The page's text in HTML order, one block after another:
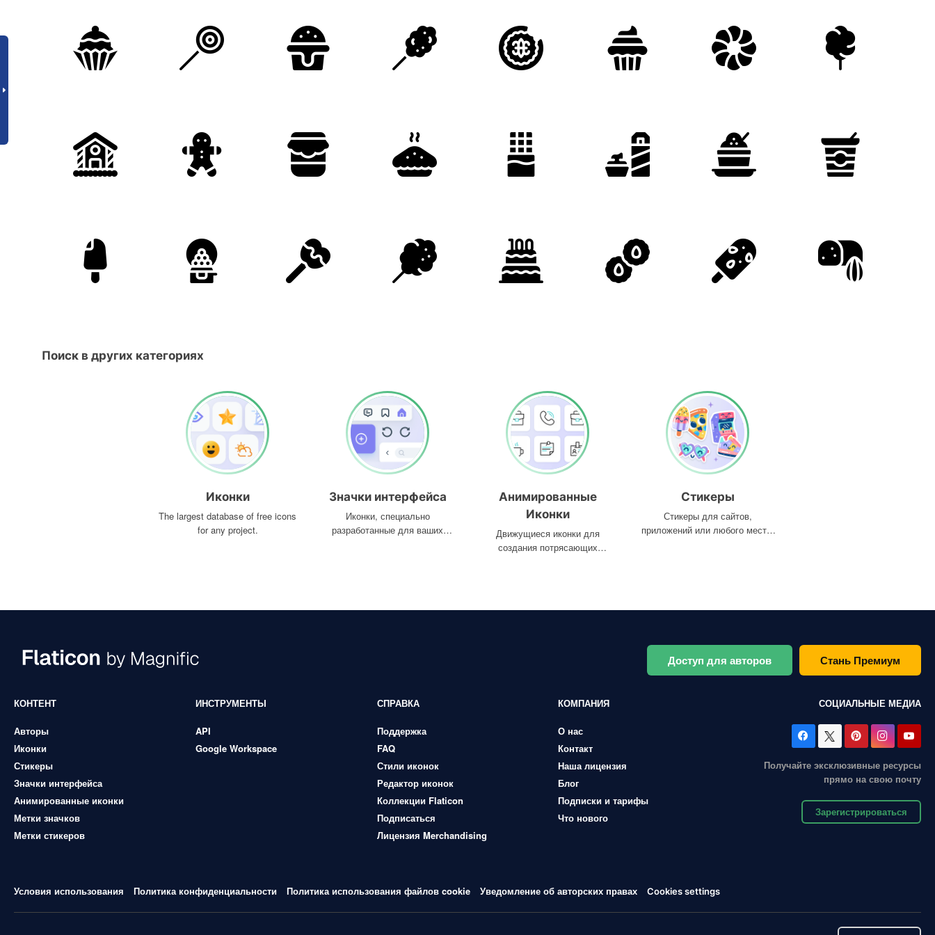
Поиск в других категориях
Иконки
The largest database of free icons
for any project.
Значки интерфейса
Иконки, специально
разработанные для ваших
Анимированные
Иконки
Движущиеся иконки для
создания потрясающих
Стикеры
Стикеры для сайтов,
приложений или любого места,
Доступ для авторов Стань Премиум
КОНТЕНТ
Авторы
Иконки
Стикеры
Значки интерфейса
Анимированные иконки
Метки значков
Метки стикеров
ИНСТРУМЕНТЫ
API
Google Workspace
СПРАВКА
Поддержка
FAQ
Стили иконок
Редактор иконок
Коллекции Flaticon
Подписаться
Лицензия Merchandising
КОМПАНИЯ
О нас
Контакт
Наша лицензия
Блог
Подписки и тарифы
Что нового
СОЦИАЛЬНЫЕ МЕДИА
Получайте эксклюзивные ресурсы
прямо на свою почту
Зарегистрироваться
Условия использования Политика конфиденциальности Политика использования файлов cookie Уведомление об авторских правах Cookies settings